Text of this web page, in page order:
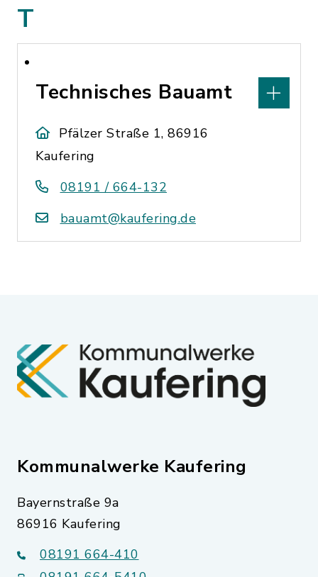
T
Technisches Bauamt
Pfälzer Straße 1, 86916
Kaufering
08191 / 664-132
bauamt@kaufering.de
Kommunalwerke Kaufering
Bayernstraße 9a
86916 Kaufering
08191 664-410